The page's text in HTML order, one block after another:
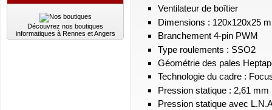
Découvrez nos boutiques
informatiques à Rennes et Angers
Ventilateur de boîtier
Dimensions : 120x120x25
Branchement 4-pin PWM
Type roulements : SSO2
Géométrie des pales
Technologie du cadre :
Pression statique : 2,61 mm
Pression statique avec